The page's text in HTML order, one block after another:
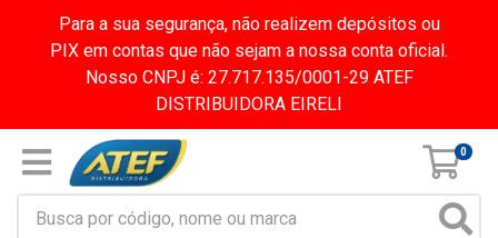
Para a sua segurança, não realizem depósitos ou
PIX em contas que não sejam a nossa conta oficial.
Nosso CNPJ é: 27.717.135/0001-29 ATEF
DISTRIBUIDORA EIRELI
0